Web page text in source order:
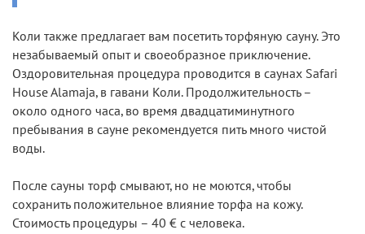
Коли также предлагает вам посетить торфяную сауну. Это
незабываемый опыт и своеобразное приключение.
Оздоровительная процедура проводится в саунах Safari
House Alamaja, в гавани Коли. Продолжительность –
около одного часа, во время двадцатиминутного
пребывания в сауне рекомендуется пить много чистой
воды.
После сауны торф смывают, но не моются, чтобы
сохранить положительное влияние торфа на кожу.
Стоимость процедуры – 40 € с человека.